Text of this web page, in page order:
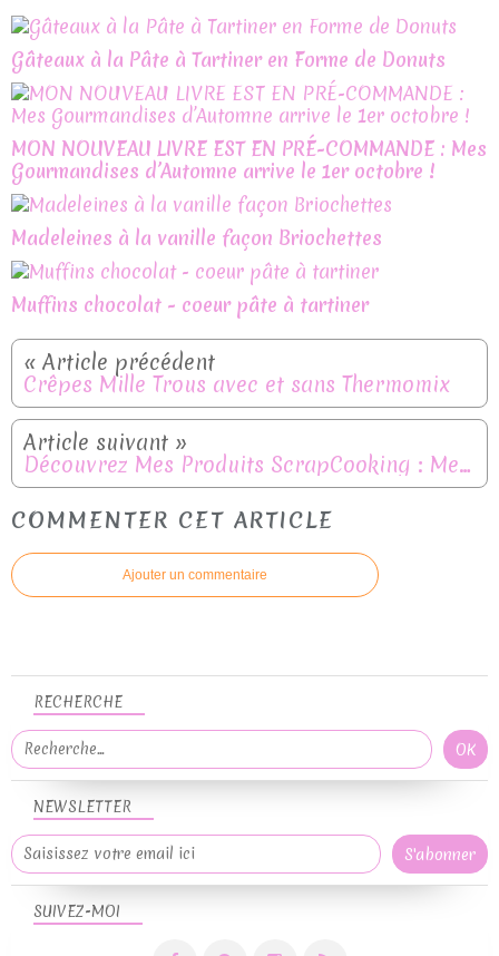
Gâteaux à la Pâte à Tartiner en Forme de Donuts
MON NOUVEAU LIVRE EST EN PRÉ-COMMANDE : Mes
Gourmandises d’Automne arrive le 1er octobre !
Madeleines à la vanille façon Briochettes
Muffins chocolat - coeur pâte à tartiner
Crêpes Mille Trous avec et sans Thermomix
Découvrez Mes Produits ScrapCooking : Mes Coups de Cœur pour la Pâtisserie
COMMENTER CET ARTICLE
Ajouter un commentaire
NEWSLETTER
SUIVEZ-MOI
RECHERCHE